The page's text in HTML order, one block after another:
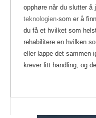
opphøre når du slutter å
teknologien·som er å
du få et hvilket som
rehabilitere en hvilken
eller lappe det sammen
krever litt handling, og